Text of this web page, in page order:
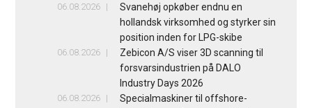
06.08.2026
Svanehøj opkøber endnu en
hollandsk virksomhed og styrker sin
position inden for LPG-skibe
06.08.2026
Zebicon A/S viser 3D scanning til
forsvarsindustrien på DALO
Industry Days 2026
06.08.2026
Specialmaskiner til offshore-